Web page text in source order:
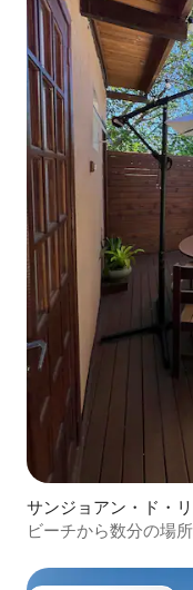
サンジョアン・ド・
一軒家
ビーチから数分の場